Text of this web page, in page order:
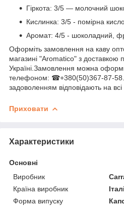
Гіркота: 3/5 — молочний
Кислинка: 3/5 - помірна
Аромат: 4/5 - шоколадний,
Оформіть замовлення на каву
магазині "Aromatico" з доставкою
Україні.Замовлення можна
телефоном: ☎+380(50)367-87-58.
задоволенням відповідають на
Приховати
Характеристики
Основні
Виробник
Країна виробник
Форма випуску